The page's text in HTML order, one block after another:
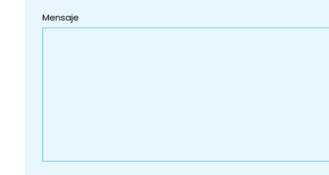
Mensaje